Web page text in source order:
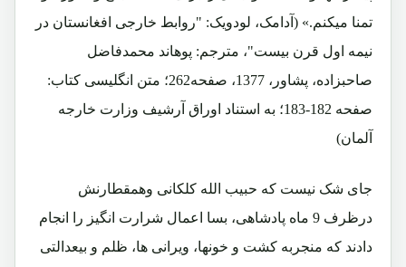
تمنا میکنم.» (آدامک، لودویک: "روابط خارجی افغانستان در
نیمه اول قرن بیست"، مترجم: پوهاند محمدفاضل
صاحبزاده، پشاور، 1377، صفحه262؛ متن انگلیسی کتاب:
صفحه 182-183؛ به استناد اوراق آرشیف وزارت خارجه
آلمان)
جای شک نیست که حبیب الله کلکانی وهمقطارنش
درظرف 9 ماه پادشاهی، بسا اعمال شرارت انگیز را انجام
دادند که منجربه کشت و خونها، ویرانی ها، ظلم و بیعدالتی